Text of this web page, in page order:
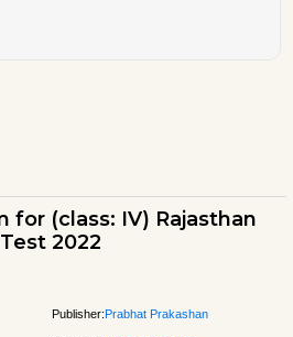
for (class: IV) Rajasthan
2022
Publisher:Prabhat Prakashan